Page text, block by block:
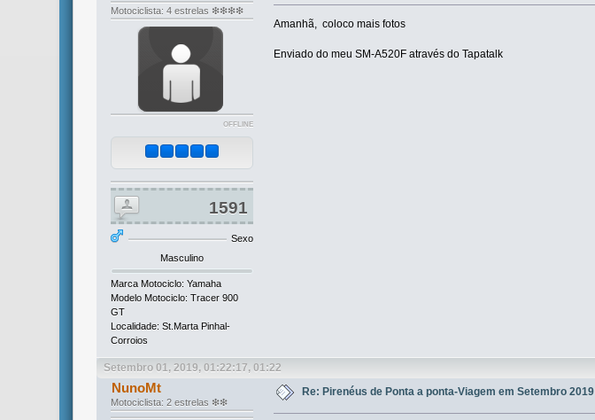
Motociclista: 4 estrelas ❇❇❇❇
OFFLINE
1591
Sexo
Masculino
Marca Motociclo: Yamaha
Modelo Motociclo: Tracer 900
GT
Localidade: St.Marta Pinhal-
Corroios
Amanhã, coloco mais fotos
Enviado do meu SM-A520F através do Tapatalk
Setembro 01, 2019, 01:22:17, 01:22
NunoMt
Motociclista: 2 estrelas ❇❇
Re: Pirenéus de Ponta a ponta-Viagem em Setembro 2019